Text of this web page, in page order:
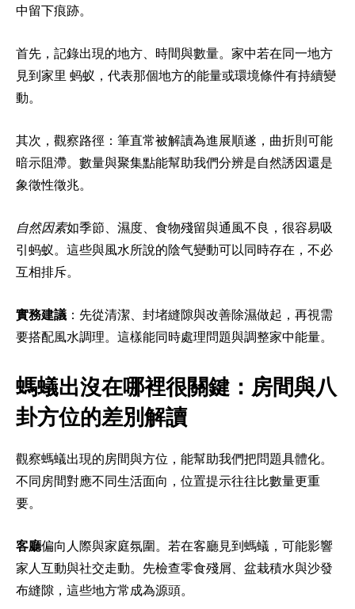
中留下痕跡。
首先，記錄出現的地方、時間與數量。家中若在同一地方
見到家里 蚂蚁，代表那個地方的能量或環境條件有持續變
動。
其次，觀察路徑：筆直常被解讀為進展順遂，曲折則可能
暗示阻滯。數量與聚集點能幫助我們分辨是自然誘因還是
象徵性徵兆。
自然因素如季節、濕度、食物殘留與通風不良，很容易吸
引蚂蚁。這些與風水所說的陰气變動可以同時存在，不必
互相排斥。
實務建議 ：先從清潔、封堵縫隙與改善除濕做起，再視需
要搭配風水調理。這樣能同時處理問題與調整家中能量。
螞蟻出沒在哪裡很關鍵：房間與八
卦方位的差別解讀
觀察螞蟻出現的房間與方位，能幫助我們把問題具體化。
不同房間對應不同生活面向，位置提示往往比數量更重
要。
客廳偏向人際與家庭氛圍。若在客廳見到螞蟻，可能影響
家人互動與社交走動。先檢查零食殘屑、盆栽積水與沙發
布縫隙，這些地方常成為源頭。